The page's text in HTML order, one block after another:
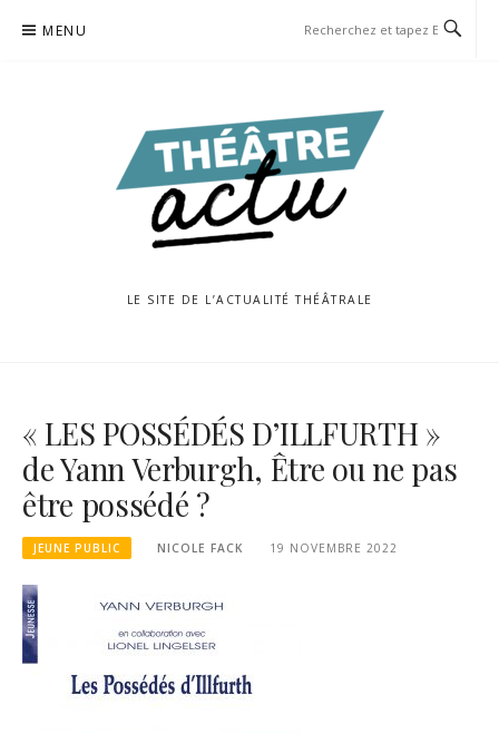
MENU
LE SITE DE L’ACTUALITÉ THÉÂTRALE
« LES POSSÉDÉS D’ILLFURTH »
de Yann Verburgh, Être ou ne pas
être possédé ?
JEUNE PUBLIC NICOLE FACK 19 NOVEMBRE 2022